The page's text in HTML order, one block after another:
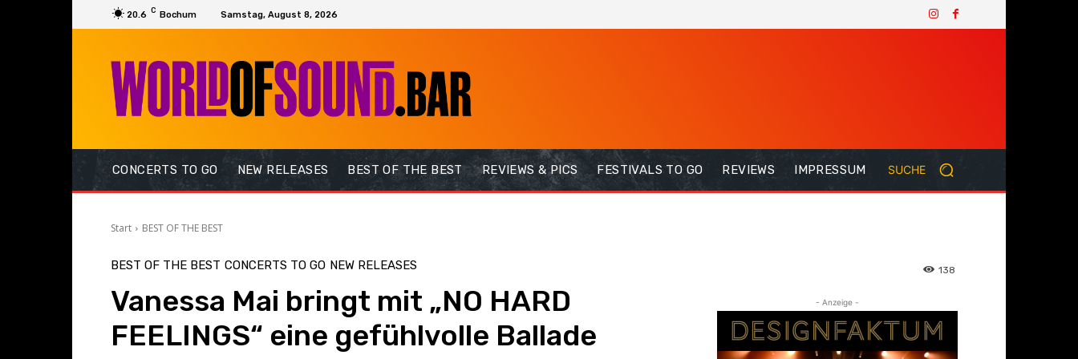
20.6 C Bochum Samstag, August 8, 2026
CONCERTS TO GO NEW RELEASES BEST OF THE BEST REVIEWS & PICS FESTIVALS TO GO REVIEWS IMPRESSUM SUCHE
Start BEST OF THE BEST
BEST OF THE BEST CONCERTS TO GO NEW RELEASES
Vanessa Mai bringt mit „NO HARD
FEELINGS“ eine gefühlvolle Ballade
138
- Anzeige -